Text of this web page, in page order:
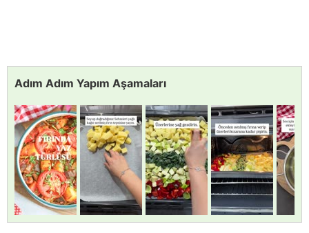
Adım Adım Yapım Aşamaları